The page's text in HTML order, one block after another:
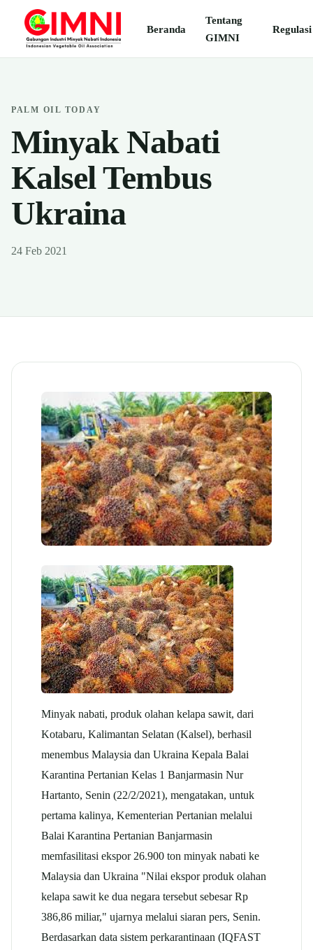
Beranda
Tentang
GIMNI
Regulasi
PALM OIL TODAY
Minyak Nabati
Kalsel Tembus
Ukraina
24 Feb 2021
Minyak nabati, produk olahan kelapa sawit, dari
Kotabaru, Kalimantan Selatan (Kalsel), berhasil
menembus Malaysia dan Ukraina Kepala Balai
Karantina Pertanian Kelas 1 Banjarmasin Nur
Hartanto, Senin (22/2/2021), mengatakan, untuk
pertama kalinya, Kementerian Pertanian melalui
Balai Karantina Pertanian Banjarmasin
memfasilitasi ekspor 26.900 ton minyak nabati ke
Malaysia dan Ukraina "Nilai ekspor produk olahan
kelapa sawitke dua negara tersebut sebesar Rp
386,86 miliar," ujarnya melalui siaran pers, Senin.
Berdasarkan data sistem perkarantinaan (IQFAST